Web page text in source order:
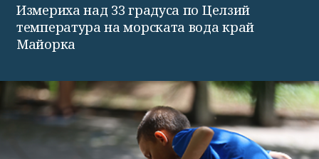
Измериха над 33 градуса по Целзий
температура на морската вода край
Майорка